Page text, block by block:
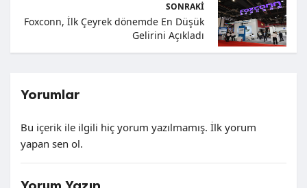
SONRAKI
Foxconn, İlk Çeyrek dönemde En Düşük
Gelirini Açıkladı
Yorumlar
Bu içerik ile ilgili hiç yorum yazılmamış. İlk yorum
yapan sen ol.